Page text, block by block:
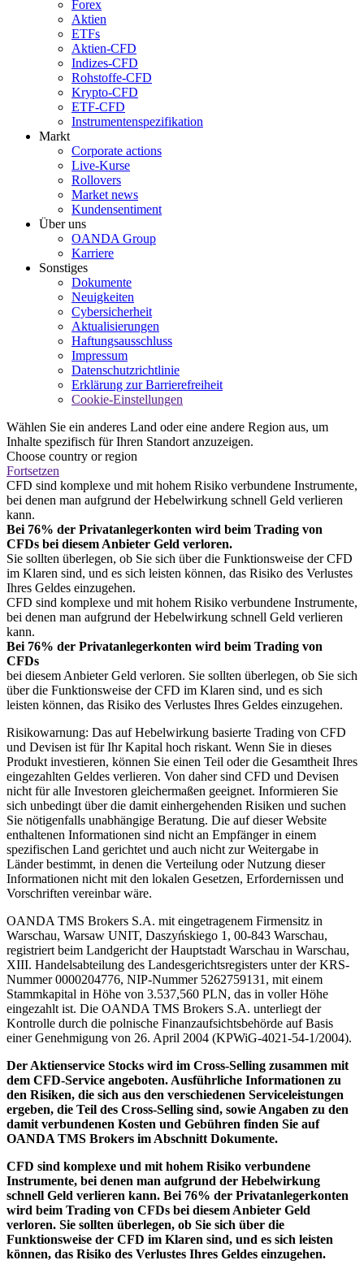
Forex
Aktien
ETFs
Aktien-CFD
Indizes-CFD
Rohstoffe-CFD
Krypto-CFD
ETF-CFD
Instrumentenspezifikation
Markt
Corporate actions
Live-Kurse
Rollovers
Market news
Kundensentiment
Über uns
OANDA Group
Karriere
Sonstiges
Dokumente
Neuigkeiten
Cybersicherheit
Aktualisierungen
Haftungsausschluss
Impressum
Datenschutzrichtlinie
Erklärung zur Barrierefreiheit
Cookie-Einstellungen
Wählen Sie ein anderes Land oder eine andere Region aus, um
Inhalte spezifisch für Ihren Standort anzuzeigen.
Choose country or region
Fortsetzen
CFD sind komplexe und mit hohem Risiko verbundene Instrumente,
bei denen man aufgrund der Hebelwirkung schnell Geld verlieren
kann.
Bei 76% der Privatanlegerkonten wird beim Trading von
CFDs bei diesem Anbieter Geld verloren.
Sie sollten überlegen, ob Sie sich über die Funktionsweise der CFD
im Klaren sind, und es sich leisten können, das Risiko des Verlustes
Ihres Geldes einzugehen.
CFD sind komplexe und mit hohem Risiko verbundene Instrumente,
bei denen man aufgrund der Hebelwirkung schnell Geld verlieren
kann.
Bei 76% der Privatanlegerkonten wird beim Trading von
CFDs
bei diesem Anbieter Geld verloren. Sie sollten überlegen, ob Sie sich
über die Funktionsweise der CFD im Klaren sind, und es sich
leisten können, das Risiko des Verlustes Ihres Geldes einzugehen.
Risikowarnung: Das auf Hebelwirkung basierte Trading von CFD
und Devisen ist für Ihr Kapital hoch riskant. Wenn Sie in dieses
Produkt investieren, können Sie einen Teil oder die Gesamtheit Ihres
eingezahlten Geldes verlieren. Von daher sind CFD und Devisen
nicht für alle Investoren gleichermaßen geeignet. Informieren Sie
sich unbedingt über die damit einhergehenden Risiken und suchen
Sie nötigenfalls unabhängige Beratung. Die auf dieser Website
enthaltenen Informationen sind nicht an Empfänger in einem
spezifischen Land gerichtet und auch nicht zur Weitergabe in
Länder bestimmt, in denen die Verteilung oder Nutzung dieser
Informationen nicht mit den lokalen Gesetzen, Erfordernissen und
Vorschriften vereinbar wäre.
OANDA TMS Brokers S.A. mit eingetragenem Firmensitz in
Warschau, Warsaw UNIT, Daszyńskiego 1, 00-843 Warschau,
registriert beim Landgericht der Hauptstadt Warschau in Warschau,
XIII. Handelsabteilung des Landesgerichtsregisters unter der KRS-
Nummer 0000204776, NIP-Nummer 5262759131, mit einem
Stammkapital in Höhe von 3.537,560 PLN, das in voller Höhe
eingezahlt ist. Die OANDA TMS Brokers S.A. unterliegt der
Kontrolle durch die polnische Finanzaufsichtsbehörde auf Basis
einer Genehmigung von 26. April 2004 (KPWiG-4021-54-1/2004).
Der Aktienservice Stocks wird im Cross-Selling zusammen mit
dem CFD-Service angeboten. Ausführliche Informationen zu
den Risiken, die sich aus den verschiedenen Serviceleistungen
ergeben, die Teil des Cross-Selling sind, sowie Angaben zu den
damit verbundenen Kosten und Gebühren finden Sie auf
OANDA TMS Brokers im Abschnitt Dokumente.
CFD sind komplexe und mit hohem Risiko verbundene
Instrumente, bei denen man aufgrund der Hebelwirkung
schnell Geld verlieren kann. Bei 76% der Privatanlegerkonten
wird beim Trading von CFDs bei diesem Anbieter Geld
verloren. Sie sollten überlegen, ob Sie sich über die
Funktionsweise der CFD im Klaren sind, und es sich leisten
können, das Risiko des Verlustes Ihres Geldes einzugehen.